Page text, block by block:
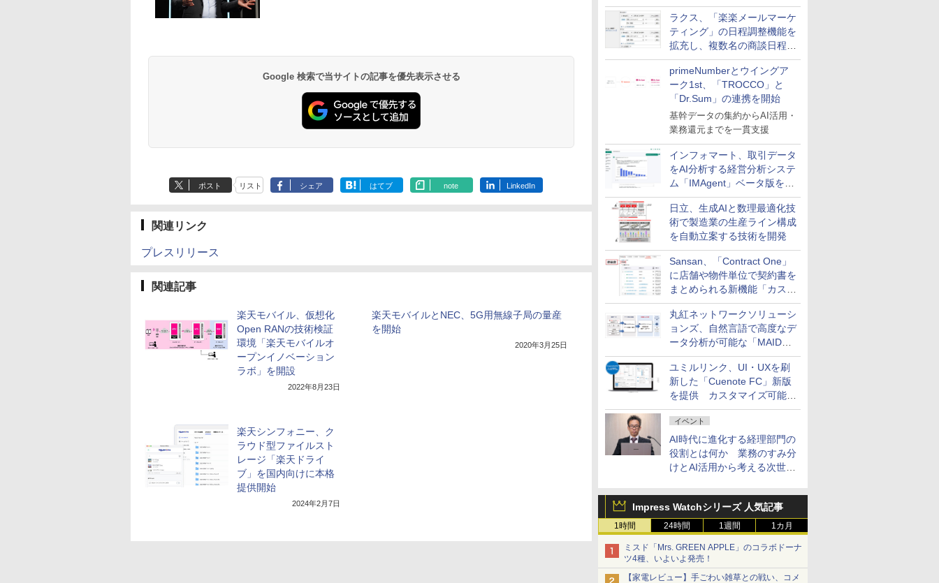
送信防止アドインサービス」
を提供
ラクス、「楽楽メールマーケ
ティング」の日程調整機能を
拡充し、複数名の商談日程調
整を効率化
primeNumberとウイングア
ーク1st、「TROCCO」と
「Dr.Sum」の連携を開始
基幹データの集約からAI活用・
業務還元までを一貫支援
インフォマート、取引データ
をAI分析する経営分析システ
ム「IMAgent」ベータ版を提
供
日立、生成AIと数理最適化技
術で製造業の生産ライン構成
を自動立案する技術を開発
Sansan、「Contract One」
に店舗や物件単位で契約書を
まとめられる新機能「カスタ
ム契約ツリー」を追加
丸紅ネットワークソリューシ
ョンズ、自然言語で高度なデ
ータ分析が可能な「MAIDOA
AI ASSIST」を9月より提供
ユミルリンク、UI・UXを刷
新した「Cuenote FC」新版
を提供 カスタマイズ可能な
ダッシュボード画面を搭載
イベント
AI時代に進化する経理部門の
役割とは何か 業務のすみ分
けとAI活用から考える次世代
Impress Watchシリーズ 人気記事
1時間 24時間 1週間 1カ月
ミスド「Mrs. GREEN APPLE」のコラボドーナ
ツ4種、いよいよ発売！
【家電レビュー】手ごわい雑草との戦い、コメ
Google 検索で当サイトの記事を優先表示させる
ポスト リスト シェア はてブ note LinkedIn
関連リンク
プレスリリース
関連記事
楽天モバイル、仮想化
Open RANの技術検証
環境「楽天モバイルオ
ープンイノベーション
ラボ」を開設
2022年8月23日
楽天モバイルとNEC、5G用無線子局の量産
を開始
2020年3月25日
楽天シンフォニー、ク
ラウド型ファイルスト
レージ「楽天ドライ
ブ」を国内向けに本格
提供開始
2024年2月7日